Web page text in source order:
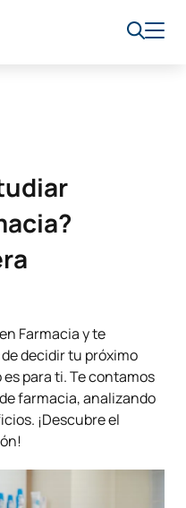
Farmacia y te
decidir tu próximo
para ti. Te contamos
farmacia, analizando
¡Descubre el